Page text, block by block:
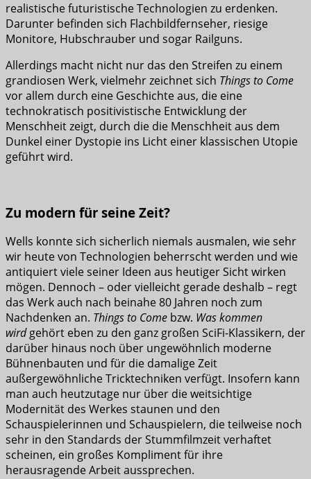
realistische futuristische Technologien zu erdenken.
Darunter befinden sich Flachbildfernseher, riesige
Monitore, Hubschrauber und sogar Railguns.
Allerdings macht nicht nur das den Streifen zu einem
grandiosen Werk, vielmehr zeichnet sich Things to Come
vor allem durch eine Geschichte aus, die eine
technokratisch positivistische Entwicklung der
Menschheit zeigt, durch die die Menschheit aus dem
Dunkel einer Dystopie ins Licht einer klassischen Utopie
geführt wird.
Zu modern für seine Zeit?
Wells konnte sich sicherlich niemals ausmalen, wie sehr
wir heute von Technologien beherrscht werden und wie
antiquiert viele seiner Ideen aus heutiger Sicht wirken
mögen. Dennoch – oder vielleicht gerade deshalb – regt
das Werk auch nach beinahe 80 Jahren noch zum
Nachdenken an. Things to Come bzw. Was kommen
wirdgehört eben zu den ganz großen SciFi-Klassikern, der
darüber hinaus noch über ungewöhnlich moderne
Bühnenbauten und für die damalige Zeit
außergewöhnliche Tricktechniken verfügt. Insofern kann
man auch heutzutage nur über die weitsichtige
Modernität des Werkes staunen und den
Schauspielerinnen und Schauspielern, die teilweise noch
sehr in den Standards der Stummfilmzeit verhaftet
scheinen, ein großes Kompliment für ihre
herausragende Arbeit aussprechen.